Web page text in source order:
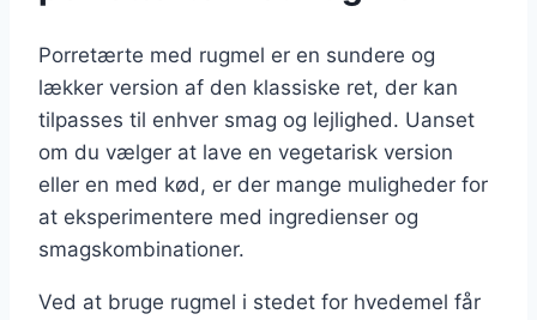
Porretærte med rugmel er en sundere og
lækker version af den klassiske ret, der kan
tilpasses til enhver smag og lejlighed. Uanset
om du vælger at lave en vegetarisk version
eller en med kød, er der mange muligheder for
at eksperimentere med ingredienser og
smagskombinationer.
Ved at bruge rugmel i stedet for hvedemel får